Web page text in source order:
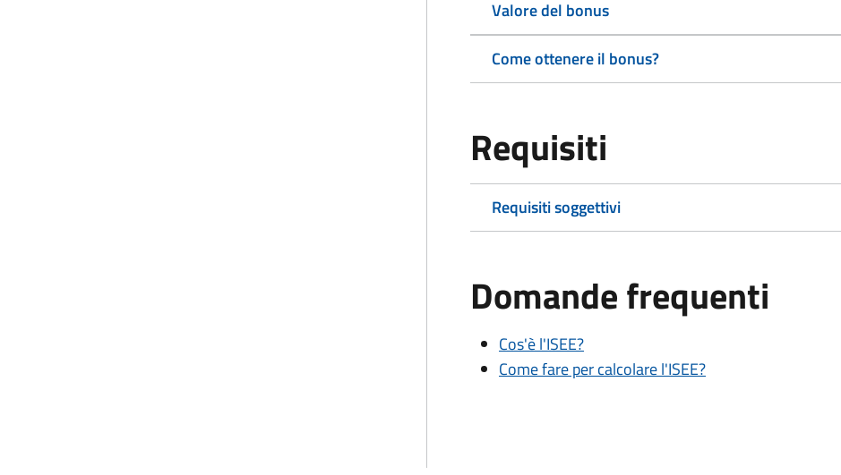
Valore del bonus
Come ottenere il bonus?
Requisiti
Requisiti soggettivi
Domande frequenti
Cos'è l'ISEE?
Come fare per calcolare l'ISEE?